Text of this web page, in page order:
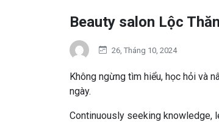
Beauty salon Lộc
26, Tháng 10, 2024
Không ngừng tìm hiểu, học hỏi và
ngày.
Continuously seeking knowledge,